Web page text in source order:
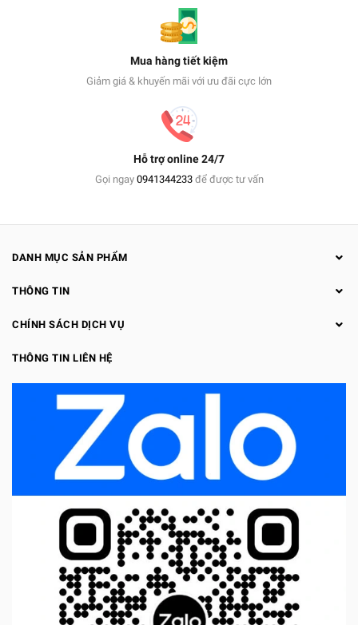
Mua hàng tiết kiệm
Giảm giá & khuyến mãi với ưu đãi cực lớn
Hỗ trợ online 24/7
Gọi ngay 0941344233để được tư vấn
DANH MỤC SẢN PHẨM
THÔNG TIN
CHÍNH SÁCH DỊCH VỤ
THÔNG TIN LIÊN HỆ